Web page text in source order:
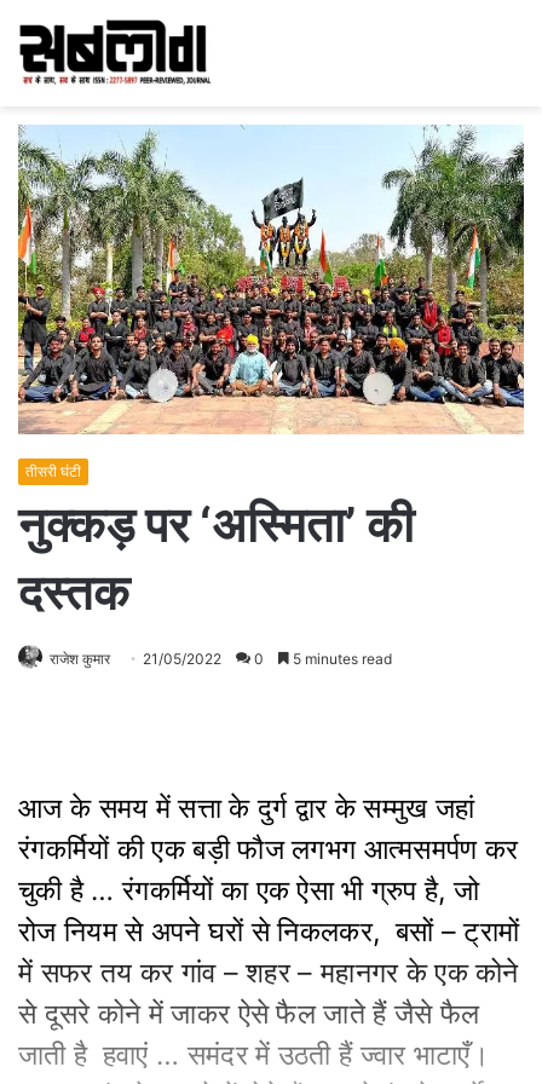
तीसरी घंटी
नुक्कड़ पर ‘अस्मिता’ की
दस्तक
राजेश कुमार 21/05/2022 0 5 minutes read
आज के समय में सत्ता के दुर्ग द्वार के सम्मुख जहां
रंगकर्मियों की एक बड़ी फौज लगभग आत्मसमर्पण कर
चुकी है … रंगकर्मियों का एक ऐसा भी ग्रुप है, जो
रोज नियम से अपने घरों से निकलकर, बसों – ट्रामों
में सफर तय कर गांव – शहर – महानगर के एक कोने
से दूसरे कोने में जाकर ऐसे फैल जाते हैं जैसे फैल
जाती है हवाएं … समंदर में उठती हैं ज्वार भाटाएँ।